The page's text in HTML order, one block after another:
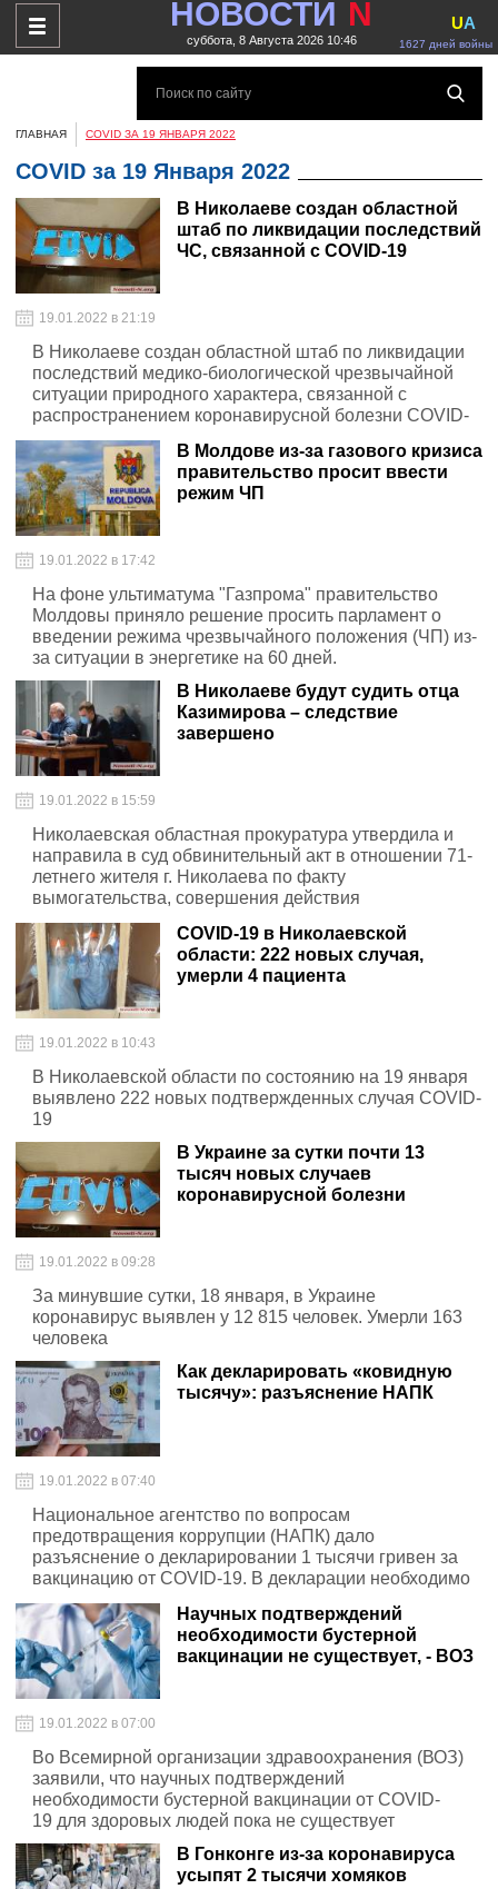
НОВОСТИ N
суббота, 8 Августа 2026 10:46 1627 дней войны
UA
ГЛАВНАЯ COVID ЗА 19 ЯНВАРЯ 2022
COVID за 19 Января 2022
В Николаеве создан областной
штаб по ликвидации последствий
ЧС, связанной с COVID-19
19.01.2022 в 21:19
В Николаеве создан областной штаб по ликвидации
последствий медико-биологической чрезвычайной
ситуации природного характера, связанной с
распространением коронавирусной болезни COVID-
19
В Молдове из-за газового кризиса
правительство просит ввести
режим ЧП
19.01.2022 в 17:42
На фоне ультиматума "Газпрома" правительство
Молдовы приняло решение просить парламент о
введении режима чрезвычайного положения (ЧП) из-
за ситуации в энергетике на 60 дней.
В Николаеве будут судить отца
Казимирова – следствие
завершено
19.01.2022 в 15:59
Николаевская областная прокуратура утвердила и
направила в суд обвинительный акт в отношении 71-
летнего жителя г. Николаева по факту
вымогательства, совершения действия
имущественного характера, соединенного с угрозой
убийством и совершенного по предварительному
сговору группой лиц (ч. 2 ст. 189 УК Украины)
COVID-19 в Николаевской
области: 222 новых случая,
умерли 4 пациента
19.01.2022 в 10:43
В Николаевской области по состоянию на 19 января
выявлено 222 новых подтвержденных случая COVID-
19
В Украине за сутки почти 13
тысяч новых случаев
коронавирусной болезни
19.01.2022 в 09:28
За минувшие сутки, 18 января, в Украине
коронавирус выявлен у 12 815 человек. Умерли 163
человека
Как декларировать «ковидную
тысячу»: разъяснение НАПК
19.01.2022 в 07:40
Национальное агентство по вопросам
предотвращения коррупции (НАПК) дало
разъяснение о декларировании 1 тысячи гривен за
вакцинацию от COVID-19. В декларации необходимо
указать специальный счет, на который поступят эти
средства
Научных подтверждений
необходимости бустерной
вакцинации не существует, - ВОЗ
19.01.2022 в 07:00
Во Всемирной организации здравоохранения (ВОЗ)
заявили, что научных подтверждений
необходимости бустерной вакцинации от COVID-
19 для здоровых людей пока не существует
В Гонконге из-за коронавируса
усыпят 2 тысячи хомяков